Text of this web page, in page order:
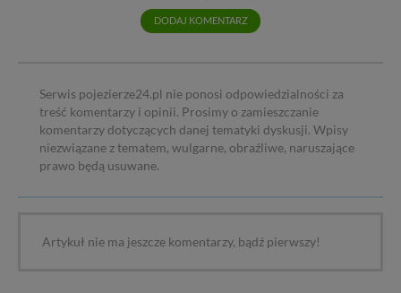
DODAJ KOMENTARZ
Serwis pojezierze24.pl nie ponosi odpowiedzialności za
treść komentarzy i opinii. Prosimy o zamieszczanie
komentarzy dotyczących danej tematyki dyskusji. Wpisy
niezwiązane z tematem, wulgarne, obraźliwe, naruszające
prawo będą usuwane.
Artykuł nie ma jeszcze komentarzy, bądź pierwszy!